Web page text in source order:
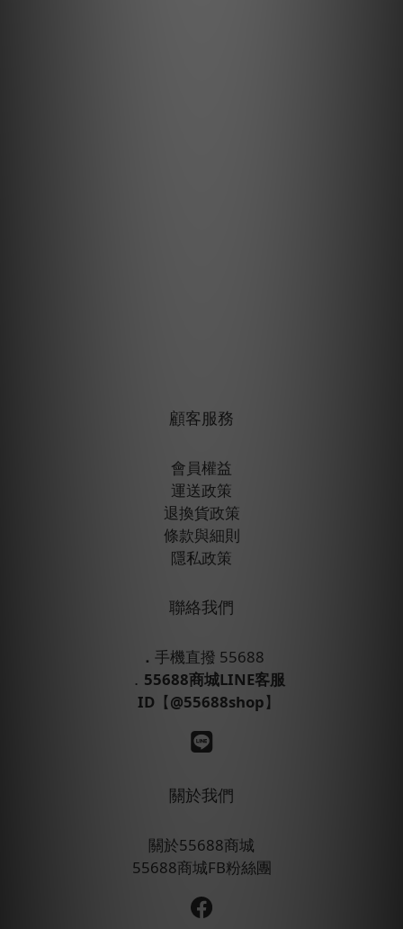
顧客服務
會員權益
運送政策
退換貨政策
條款與細則
隱私政策
聯絡我們
． 手機直撥 55688
． 55688商城LINE客服
ID 【@55688shop】
關於我們
關於55688商城
55688商城FB粉絲團